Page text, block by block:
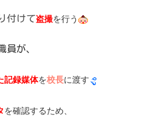
付けて盗撮を行う
員が、
記録媒体を校長に渡す
を確認するため、